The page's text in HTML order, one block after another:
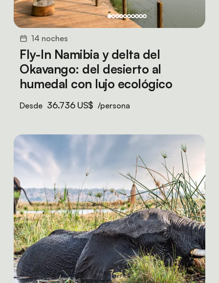
14 noches
Fly-In Namibia y delta del
Okavango: del desierto al
humedal con lujo ecológico
Desde 36.736 US$ /persona